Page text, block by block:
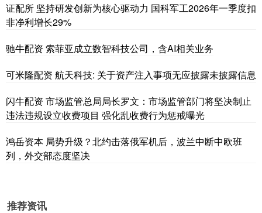
证配所 坚持研发创新为核心驱动力 国科军工2026年一季度扣
非净利增长29%
驰牛配资 索菲亚成立数智科技公司，含AI相关业务
可米隆配资 航天科技: 关于资产注入事项无应披露未披露信息
闪牛配资 市场监管总局局长罗文：市场监管部门将坚决制止
违法违规设立收费项目 强化乱收费行为惩戒曝光
鸿岳资本 局势升级？北约击落俄军机后，波兰中断中欧班
列，外交部态度坚决
推荐资讯